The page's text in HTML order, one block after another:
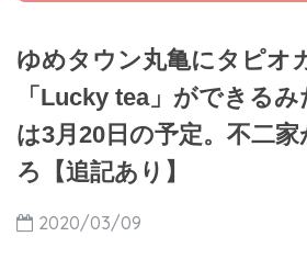
ゆめタウン丸亀にタピオ
「Lucky tea」ができる
は3月20日の予定。不二
ろ【追記あり】
2020/03/09